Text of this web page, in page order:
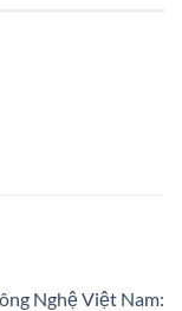
Nghệ Việt Nam: